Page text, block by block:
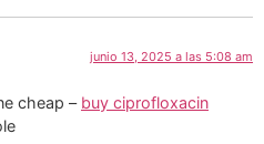
junio 13, 2025 a las 5:08 am
cheap – buy ciprofloxacin